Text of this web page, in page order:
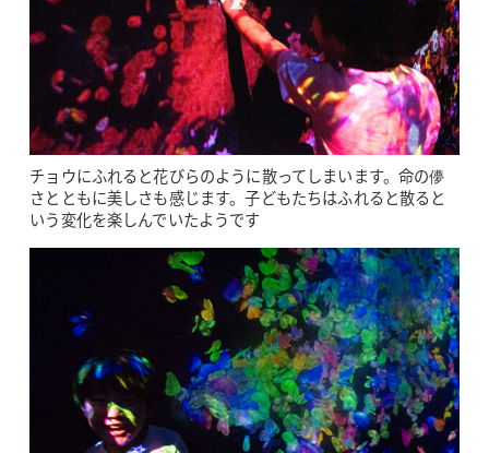
チョウにふれると花びらのように散ってしまいます。命の儚
さとともに美しさも感じます。子どもたちはふれると散ると
いう変化を楽しんでいたようです